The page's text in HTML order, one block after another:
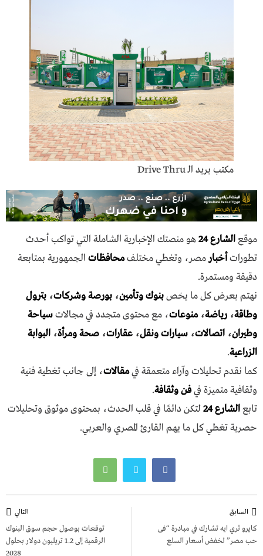
مكتب بريد الـ Drive Thru
موقعالشارع 24
هو منصتك الإخبارية الشاملة التي تواكب أحدث
تطوراتأخبار مصر، وتغطي مختلفمحافظات الجمهورية بمتابعة
دقيقة ومستمرة.
نهتم بعرض كل ما يخصبنوك وتأمين، بورصة وشركات، بترول
وطاقة، رياضة،منوعات، مع محتوى متجدد في مجالاتسياحة
وطيران، اتصالات، سيارات ونقل، عقارات، صحة ومرأة، البوابة
الزراعية.
كما نقدم تحليلات وآراء متعمقة فيمقالات، إلى جانب تغطية فنية
وثقافية متميزة فيفن وثقافة.
تابعالشارع 24
لتكن دائمًا في قلب الحدث، بمحتوى موثوق وتحليلات
حصرية تغطي كل ما يهم القارئ المصري والعربي.
المقالات
السابق
كايرو ثري ايه تشارك في مبادرة “فى
حب مصر” لخفض أسعار السلع
التالي
توقعات بوصول حجم سوق البنوك
الرقمية إلى 1.2 تريليون دولار بحلول
2028